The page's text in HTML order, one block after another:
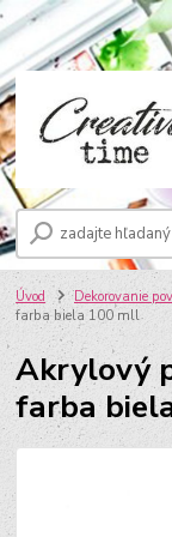
Úvod Dekorovanie
farba biela 100 mll
Akrylový
farba